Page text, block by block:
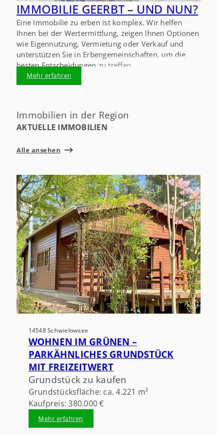
IMMOBILIE GEERBT – UND NUN?
Eine Immobilie zu erben ist komplex. Wir helfen
Ihnen bei der Wertermittlung, zeigen Ihnen Optionen
wie Eigennutzung, Vermietung oder Verkauf und
unterstützen Sie in Erbengemeinschaften, um die
besten Entscheidungen zu treffen.
Mehr erfahren
Immobilien in der Region
AKTUELLE IMMOBILIEN
Alle ansehen
14548 Schwielowsee
WOHNEN IM GRÜNEN –
PARKÄHNLICHES GRUNDSTÜCK
MIT FREIZEITWERT
Grundstück zu kaufen
Grundstücksfläche: ca. 4.221 m²
Kaufpreis: 380.000 €
Mehr erfahren